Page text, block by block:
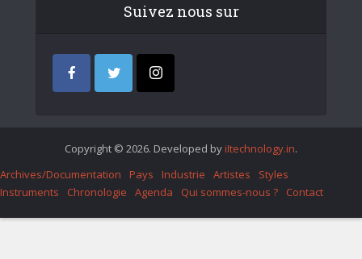
Suivez nous sur
Copyright © 2026. Developed by iItechnology.in.
Archives/Documentation
Pays Industrie Artistes
Styles
Instruments
Chronologie Agenda Qui sommes-nous ? Contact